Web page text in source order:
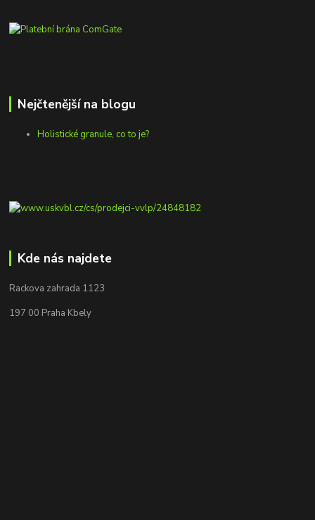
Nejčtenější na blogu
Holistické granule, co to je?
Kde nás najdete
Rackova zahrada 1123
197 00 Praha Kbely